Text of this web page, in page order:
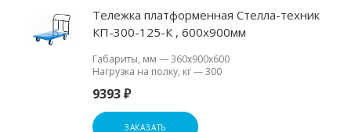
Тележка платформенная Стелла-техник
КП-300-125-К , 600х900мм
Габариты, мм —360х900х600
Нагрузка на полку, кг—300
9393 ₽
ЗАКАЗАТЬ